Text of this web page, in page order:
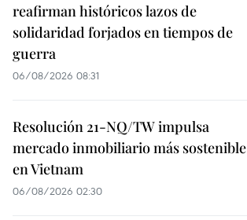
reafirman históricos lazos de
solidaridad forjados en tiempos de
guerra
06/08/2026 08:31
Resolución 21-NQ/TW impulsa
mercado inmobiliario más sostenible
en Vietnam
06/08/2026 02:30